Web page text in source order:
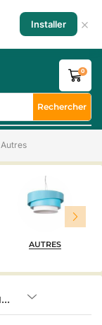
Rechercher
0
Autres
AUTRES
Installer ×